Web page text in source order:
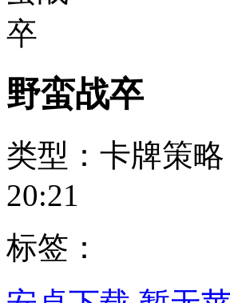
野蛮战卒
类型：卡牌策略
20:21
标签：